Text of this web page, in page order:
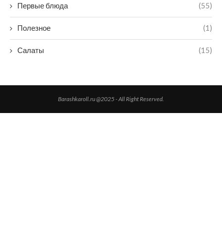
Первые блюда (55)
Полезное (1)
Салаты (15)
Barashkaroll.ru @2025 - All Right Reserved.